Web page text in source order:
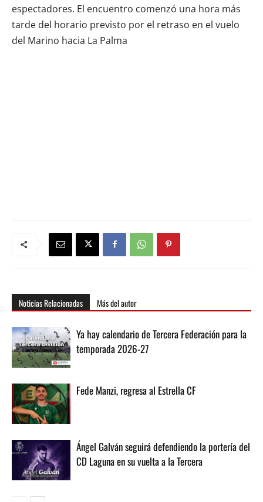
espectadores. El encuentro comenzó una hora más
tarde del horario previsto por el retraso en el vuelo
del Marino hacia La Palma
Noticias Relacionadas Más del autor
Ya hay calendario de Tercera Federación para la
temporada 2026-27
Fede Manzi, regresa al Estrella CF
Ángel Galván seguirá defendiendo la portería del
CD Laguna en su vuelta a la Tercera